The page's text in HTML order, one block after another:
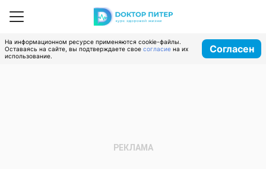
На информационном ресурсе применяются cookie-файлы.
Оставаясь на сайте, вы подтверждаете свое согласие на их
использование.
Согласен